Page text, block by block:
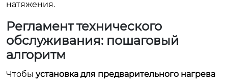
натяжения.
Регламент технического
обслуживания: пошаговый
алгоритм
Чтобы установка для предварительного нагрева